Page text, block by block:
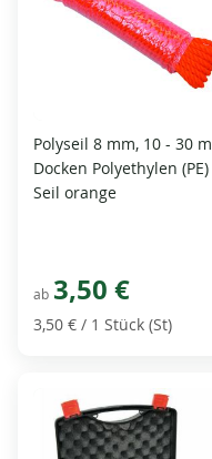
Polyseil 8 mm, 10 - 30 m
Docken Polyethylen (PE)
Seil orange
ab 3,50 €
3,50 € / 1 Stück (St)